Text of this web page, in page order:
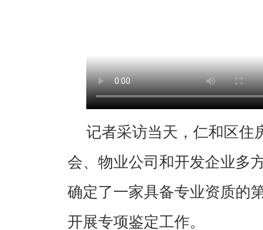
记者采访当天，仁和区住
会、物业公司和开发企业多
确定了一家具备专业资质的
开展专项鉴定工作。